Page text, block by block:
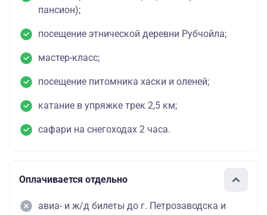
пансион);
посещение этнической деревни Рубчойла;
мастер-класс;
посещение питомника хаски и оленей;
катание в упряжке трек 2,5 км;
сафари на снегоходах 2 часа.
Оплачивается отдельно
авиа- и ж/д билеты до г. Петрозаводска и